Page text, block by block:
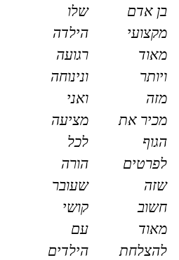
בן אדם
מקצועי
מאוד
ויותר
מזה
מכיר את
הגוף
לפרטים
שזה
חשוב
מאוד
להצלחת
שלו
הילדה
רגועה
ונינוחה
ואני
מציעה
לכל
הורה
שעובר
קושי
עם
הילדים